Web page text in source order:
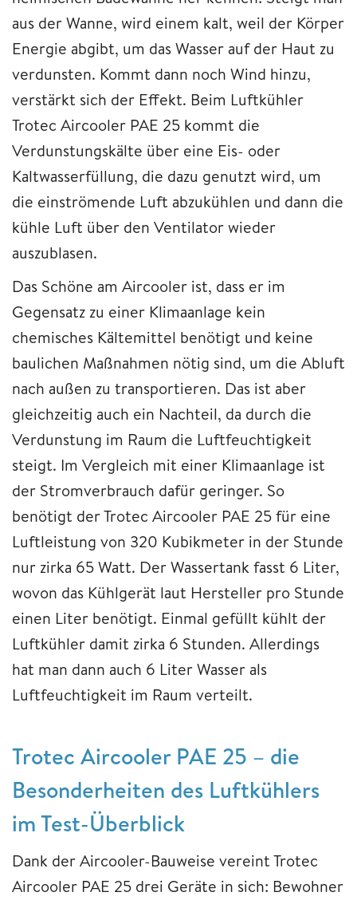
aus der Wanne, wird einem kalt, weil der Körper
Energie abgibt, um das Wasser auf der Haut zu
verdunsten. Kommt dann noch Wind hinzu,
verstärkt sich der Effekt. Beim Luftkühler
Trotec Aircooler PAE 25 kommt die
Verdunstungskälte über eine Eis- oder
Kaltwasserfüllung, die dazu genutzt wird, um
die einströmende Luft abzukühlen und dann die
kühle Luft über den Ventilator wieder
auszublasen.
Das Schöne am Aircooler ist, dass er im
Gegensatz zu einer Klimaanlage kein
chemisches Kältemittel benötigt und keine
baulichen Maßnahmen nötig sind, um die Abluft
nach außen zu transportieren. Das ist aber
gleichzeitig auch ein Nachteil, da durch die
Verdunstung im Raum die Luftfeuchtigkeit
steigt. Im Vergleich mit einer Klimaanlage ist
der Stromverbrauch dafür geringer. So
benötigt der Trotec Aircooler PAE 25 für eine
Luftleistung von 320 Kubikmeter in der Stunde
nur zirka 65 Watt. Der Wassertank fasst 6 Liter,
wovon das Kühlgerät laut Hersteller pro Stunde
einen Liter benötigt. Einmal gefüllt kühlt der
Luftkühler damit zirka 6 Stunden. Allerdings
hat man dann auch 6 Liter Wasser als
Luftfeuchtigkeit im Raum verteilt.
Trotec Aircooler PAE 25 – die
Besonderheiten des Luftkühlers
im Test-Überblick
Dank der Aircooler-Bauweise vereint Trotec
Aircooler PAE 25 drei Geräte in sich: Bewohner